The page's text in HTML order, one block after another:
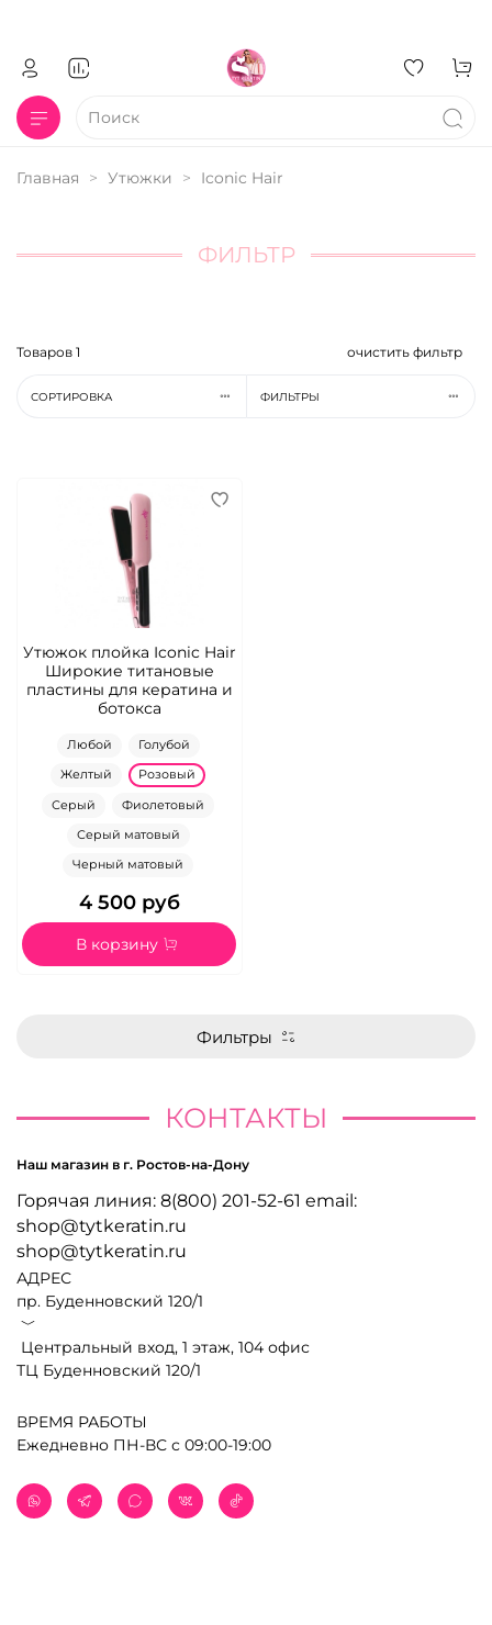
Главная Утюжки Iconic Hair
ФИЛЬТР
Товаров 1 очистить фильтр
СОРТИРОВКА ФИЛЬТРЫ
Утюжок плойка Iconic Hair
Широкие титановые
пластины для кератина и
ботокса
Любой Голубой
Желтый Розовый
Серый Фиолетовый
Серый матовый
Черный матовый
4 500 руб
В корзину
Фильтры
КОНТАКТЫ
Наш магазин в г. Ростов-на-Дону
Горячая линия: 8(800) 201-52-61 email:
shop@tytkeratin.ru
shop@tytkeratin.ru
АДРЕС
пр. Буденновский 120/1
﹀
Центральный вход, 1 этаж, 104 офис
ТЦ Буденновский 120/1
ВРЕМЯ РАБОТЫ
Ежедневно ПН-ВС с 09:00-19:00